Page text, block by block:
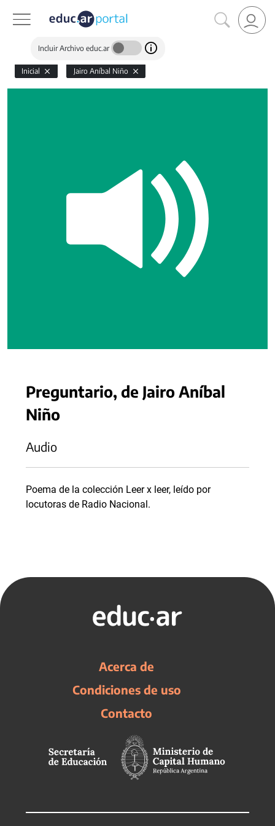
Incluir Archivo educ.ar
Inicial Jairo Aníbal Niño
Preguntario, de Jairo Aníbal
Niño
Audio
Poema de la colección Leer x leer, leído por
locutoras de Radio Nacional.
Acerca de
Condiciones de uso
Contacto